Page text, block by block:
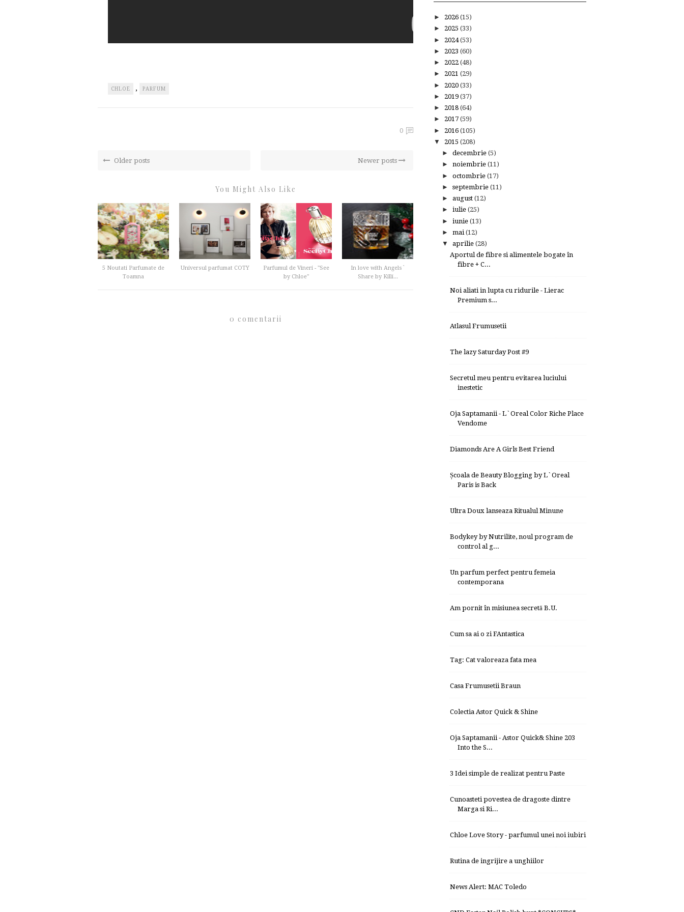
CHLOE , PARFUM
0
Older posts Newer posts
You Might Also Like
5 Noutati Parfumate de
Toamna
Universul parfumat COTY
Parfumul de Vineri - "See
by Chloe"
In love with Angels`
Share by Killi...
0 comentarii
► 2026 (15)
► 2025 (33)
► 2024(53)
► 2023 (60)
► 2022 (48)
► 2021 (29)
► 2020 (33)
► 2019 (37)
► 2018 (64)
► 2017 (59)
► 2016 (105)
▼ 2015 (208)
► decembrie (5)
► noiembrie (11)
► octombrie (17)
► septembrie (11)
► august (12)
► iulie (25)
► iunie (13)
► mai (12)
▼ aprilie (28)
Aportul de fibre si alimentele bogate în
fibre + C...
Noi aliati in lupta cu ridurile - Lierac
Premium s...
Atlasul Frumusetii
The lazy Saturday Post #9
Secretul meu pentru evitarea luciului
inestetic
Oja Saptamanii - L`Oreal Color Riche Place
Vendome
Diamonds Are A Girls Best Friend
Școala de Beauty Blogging by L`Oreal
Paris is Back
Ultra Doux lanseaza Ritualul Minune
Bodykey by Nutrilite, noul program de
control al g...
Un parfum perfect pentru femeia
contemporana
Am pornit în misiunea secretă B.U.
Cum sa ai o zi FAntastica
Tag: Cat valoreaza fata mea
Casa Frumusetii Braun
Colectia Astor Quick & Shine
Oja Saptamanii - Astor Quick& Shine 203
Into the S...
3 Idei simple de realizat pentru Paste
Cunoasteti povestea de dragoste dintre
Marga si Ri...
Chloe Love Story - parfumul unei noi iubiri
Rutina de ingrijire a unghiilor
News Alert: MAC Toledo